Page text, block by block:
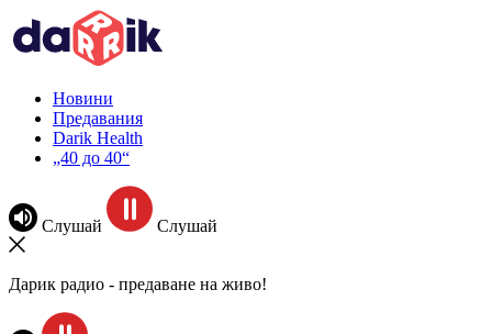
Новини
Предавания
Darik Health
„40 до 40“
Слушай Слушай
Дарик радио - предаване на живо!